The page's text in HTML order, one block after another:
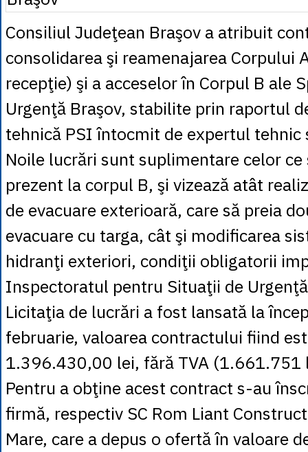
Consiliul Judeţean Braşov a atribuit
consolidarea şi reamenajarea Corpului
recepţie) şi a acceselor în Corpul B ale
Urgenţă Braşov, stabilite prin raportul
tehnică PSI întocmit de expertul tehnic
Noile lucrări sunt suplimentare celor ce
prezent la corpul B, şi vizează atât
de evacuare exterioară, care să preia
evacuare cu targa, cât şi modificarea
hidranţi exteriori, condiţii obligatorii
Inspectoratul pentru Situaţii de
Licitaţia de lucrări a fost lansată la
februarie, valoarea contractului fiind
1.396.430,00 lei, fără TVA (1.661.751
Pentru a obţine acest contract s-au
firmă, respectiv SC Rom Liant
Mare, care a depus o ofertă în valoare